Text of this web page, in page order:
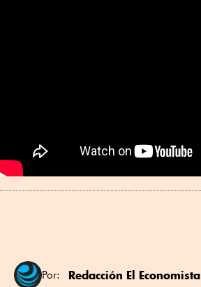
Por: Redacción El Economista